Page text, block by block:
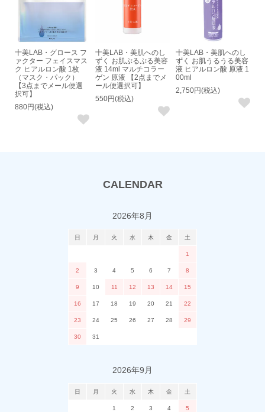
十美LAB・グロース フ
ァクター フェイスマス
ク ヒアルロン酸 1枚
（マスク・パック）
【3点までメール便選
択可】
880円(税込)
十美LAB・美肌へのし
ずく お肌ぷるぷる美容
液 14ml マルチコラー
ゲン 原液 【2点までメ
ール便選択可】
550円(税込)
十美LAB・美肌へのし
ずく お肌うるうる美容
液 ヒアルロン酸 原液 1
00ml
2,750円(税込)
CALENDAR
2026年8月
日 月 火 水 木 金 土
1
2 3 4 5 6 7 8
9 10 11 12 13 14 15
16 17 18 19 20 21 22
23 24 25 26 27 28 29
30 31
2026年9月
日 月 火 水 木 金 土
1 2 3 4 5